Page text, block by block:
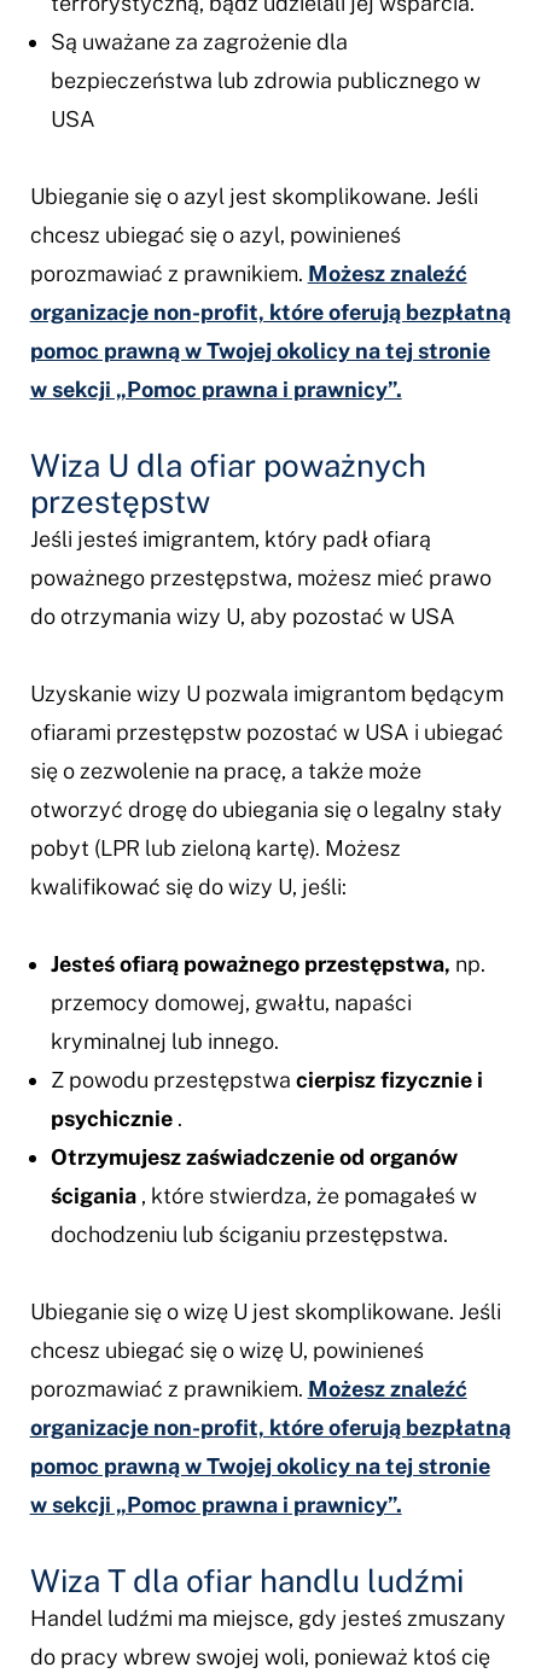
Są uważane za zagrożenie dla
bezpieczeństwa lub zdrowia publicznego w
USA
Ubieganie się o azyl jest skomplikowane. Jeśli
chcesz ubiegać się o azyl, powinieneś
porozmawiać z prawnikiem. Możesz znaleźć
organizacje non-profit, które oferują bezpłatną
pomoc prawną w Twojej okolicy na tej stronie
w sekcji „Pomoc prawna i prawnicy”.
Wiza U dla ofiar poważnych
przestępstw
Jeśli jesteś imigrantem, który padł ofiarą
poważnego przestępstwa, możesz mieć prawo
do otrzymania wizy U, aby pozostać w USA
Uzyskanie wizy U pozwala imigrantom będącym
ofiarami przestępstw pozostać w USA i ubiegać
się o zezwolenie na pracę, a także może
otworzyć drogę do ubiegania się o legalny stały
pobyt (LPR lub zieloną kartę). Możesz
kwalifikować się do wizy U, jeśli:
Jesteś ofiarą poważnego przestępstwa, np.
przemocy domowej, gwałtu, napaści
kryminalnej lub innego.
Z powodu przestępstwa cierpisz fizycznie i
psychicznie.
Otrzymujesz zaświadczenie od organów
ścigania, które stwierdza, że pomagałeś w
dochodzeniu lub ściganiu przestępstwa.
Ubieganie się o wizę U jest skomplikowane. Jeśli
chcesz ubiegać się o wizę U, powinieneś
porozmawiać z prawnikiem. Możesz znaleźć
organizacje non-profit, które oferują bezpłatną
pomoc prawną w Twojej okolicy na tej stronie
w sekcji „Pomoc prawna i prawnicy”.
Wiza T dla ofiar handlu ludźmi
Handel ludźmi ma miejsce, gdy jesteś zmuszany
do pracy wbrew swojej woli, ponieważ ktoś cię